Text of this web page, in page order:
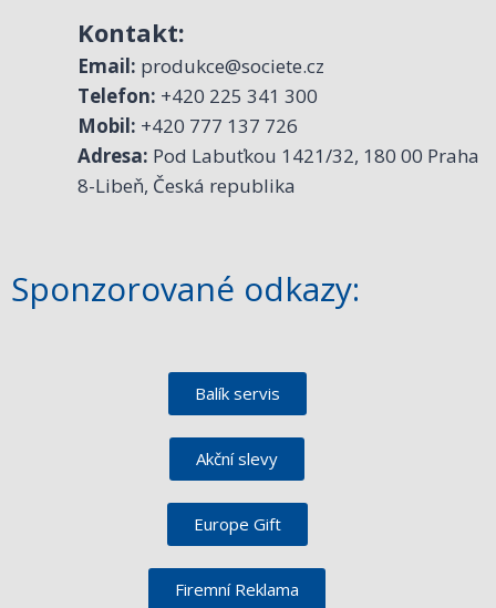
Kontakt:
Email: produkce@societe.cz
Telefon: +420 225 341 300
Mobil: +420 777 137 726
Adresa: Pod Labuťkou 1421/32, 180 00 Praha
8-Libeň, Česká republika
Sponzorované odkazy:
Balík servis
Akční slevy
Europe Gift
Firemní Reklama